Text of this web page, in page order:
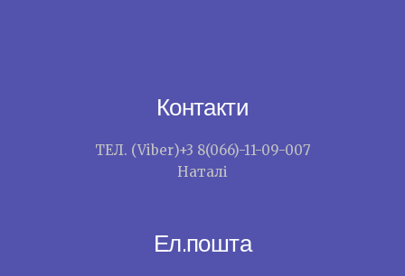
Контакти
ТЕЛ. (Viber)+3 8(066)-11-09-007
Наталі
Ел.пошта